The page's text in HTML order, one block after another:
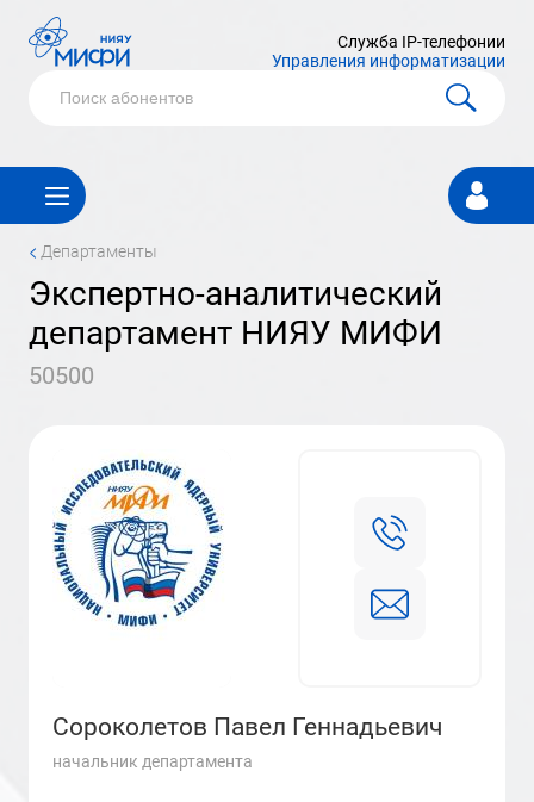
Служба IP-телефонии
Управления информатизации
Личный
кабинет
< Департаменты
экспертно-аналитический
департамент НИЯУ МИФИ
50500
Сороколетов Павел Геннадьевич
начальник департамента